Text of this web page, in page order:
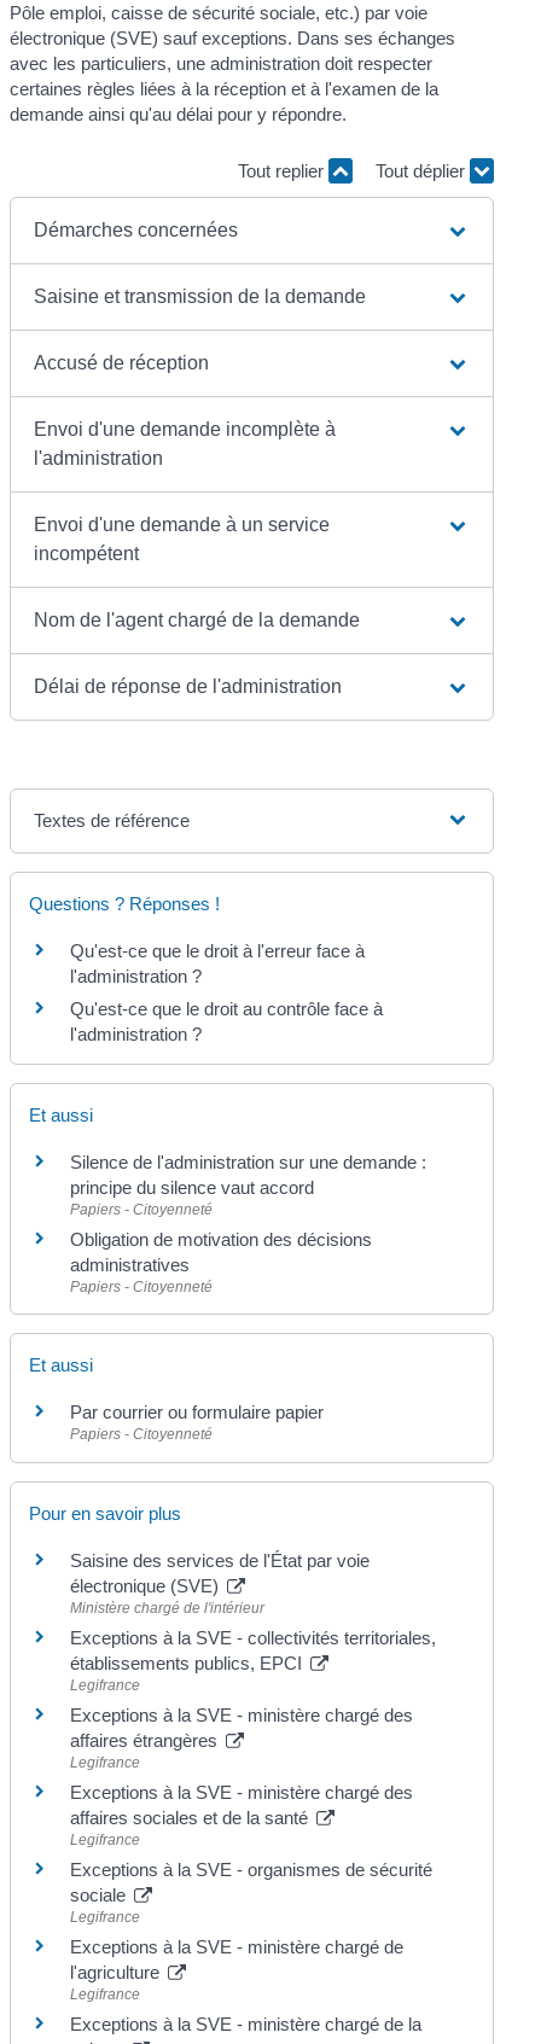
Pôle emploi, caisse de sécurité sociale, etc.) par voie
électronique (SVE) sauf exceptions. Dans ses échanges
avec les particuliers, une administration doit respecter
certaines règles liées à la réception et à l'examen de la
demande ainsi qu'au délai pour y répondre.
Tout replier Tout déplier
Démarches concernées
Saisine et transmission de la demande
Accusé de réception
Envoi d'une demande incomplète à
l'administration
Envoi d'une demande à un service
incompétent
Nom de l'agent chargé de la demande
Délai de réponse de l'administration
Textes de référence
Questions ? Réponses !
Qu'est-ce que le droit à l'erreur face à
l'administration ?
Qu'est-ce que le droit au contrôle face à
l'administration ?
Et aussi
Silence de l'administration sur une demande :
principe du silence vaut accord
Papiers - Citoyenneté
Obligation de motivation des décisions
administratives
Papiers - Citoyenneté
Et aussi
Par courrier ou formulaire papier
Papiers - Citoyenneté
Pour en savoir plus
Saisine des services de l'État par voie
électronique (SVE)
Ministère chargé de l'intérieur
Exceptions à la SVE - collectivités territoriales,
établissements publics, EPCI
Legifrance
Exceptions à la SVE - ministère chargé des
affaires étrangères
Legifrance
Exceptions à la SVE - ministère chargé des
affaires sociales et de la santé
Legifrance
Exceptions à la SVE - organismes de sécurité
sociale
Legifrance
Exceptions à la SVE - ministère chargé de
l'agriculture
Legifrance
Exceptions à la SVE - ministère chargé de la